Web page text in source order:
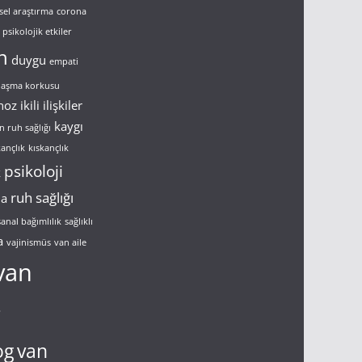
araştırma corona
etkiler
duygu empati
korkusu
ikili ilişkiler
ruh sağlığı kaygı
kıskançlık
psikoloji
ruh sağlığı
bağımlılık sağlıklı
vajinismüs van aile
van